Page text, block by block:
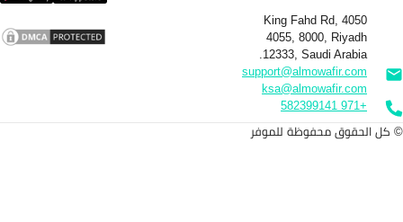
4050 King Fahd Rd,
4055, 8000, Riyadh
12333, Saudi Arabia.
support@almowafir.com
ksa@almowafir.com
الحقوق محفوظة للموفر